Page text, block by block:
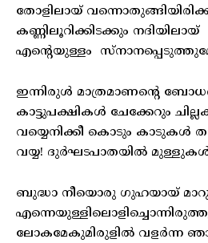
തോളിലായ്
കണ്ണിലൂറിക്കിടക്കും നദിയിലായ്
എന്റെയുള്ളം
ഇന്നിരുൾ മാത്രമാണന്റെ
കാട്ടുപക്ഷികൾ ചേക്കേറും
വയ്യെനിക്കീ കൊടും കാടുകൾ
വയ്യ! ദുർഘടപാതയിൽ
ബുദ്ധാ നീയൊരു ഗുഹയായ്
ലോകമേകുമിരുളിൽ വളർന്ന